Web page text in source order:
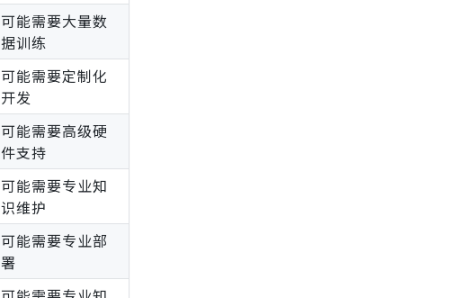
可能需要大量数
据训练
可能需要定制化
开发
可能需要高级硬
件支持
可能需要专业知
识维护
可能需要专业部
署